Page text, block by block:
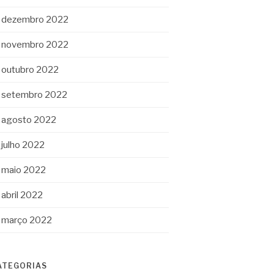
dezembro 2022
novembro 2022
outubro 2022
setembro 2022
agosto 2022
julho 2022
maio 2022
abril 2022
março 2022